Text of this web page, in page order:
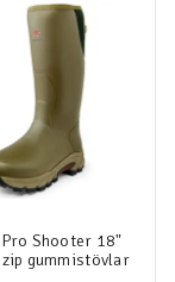
Shooter 18"
gummistövlar